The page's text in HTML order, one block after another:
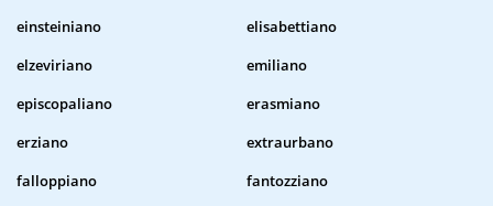
einsteiniano
elisabettiano
elzeviriano
emiliano
episcopaliano
erasmiano
erziano
extraurbano
falloppiano
fantozziano